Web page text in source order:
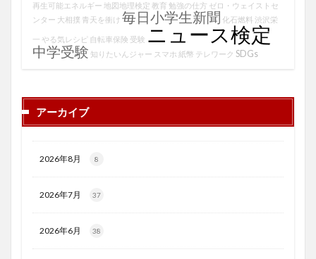
再生可能エネルギー 地図地理検定 教育 勉強の仕方 ゼロ・ウェイストセ
ンター 大相撲 青天を衝け 毎日小学生新聞 化石燃料 渋沢栄
一 やる気レシピ 自転車保険 受験 ニュース検定
中学受験 知りたいんジャー スマホ 紙幣 テレワーク SDGs
アーカイブ
2026年8月 8
2026年7月 37
2026年6月 38